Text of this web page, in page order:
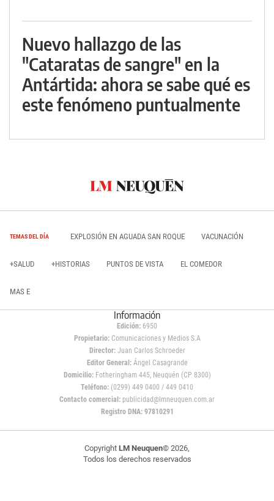
Nuevo hallazgo de las
"Cataratas de sangre" en la
Antártida: ahora se sabe qué es
este fenómeno puntualmente
TEMAS DEL DÍA EXPLOSIÓN EN AGUADA SAN ROQUE VACUNACIÓN
+SALUD +HISTORIAS PUNTOS DE VISTA EL COMEDOR
MAS E
Información
Edición: 6950
Propietario:Comunicaciones y Medios S.A
Director: Juan Carlos Schroeder
Editor General:Ángel Casagrande
Domicilio:Fotheringham 445, Neuquén (CP 8300)
Teléfono: (0299) 449 0400 / 449 0410
Contacto comercial: publicidad@lmneuquen.com.ar
Registro DNA: 97810291
Copyright LM Neuquen© 2026,
Todos los derechos reservados